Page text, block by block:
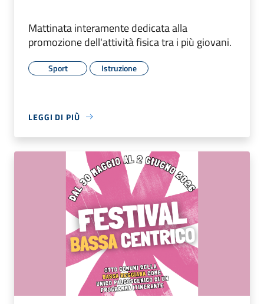
Mattinata interamente dedicata alla
promozione dell'attività fisica tra i più giovani.
Sport Istruzione
LEGGI DI PIÙ